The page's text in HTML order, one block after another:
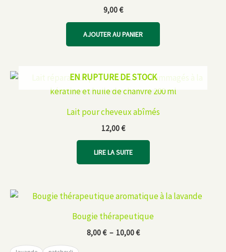
choisies
page
du
9,00€
AJOUTER AU PANIER
EN RUPTURE DE STOCK
Lait pour cheveux abîmés
12,00€
LIRE LA SUITE
Bougie thérapeutique
8,00€ – 10,00€Plage